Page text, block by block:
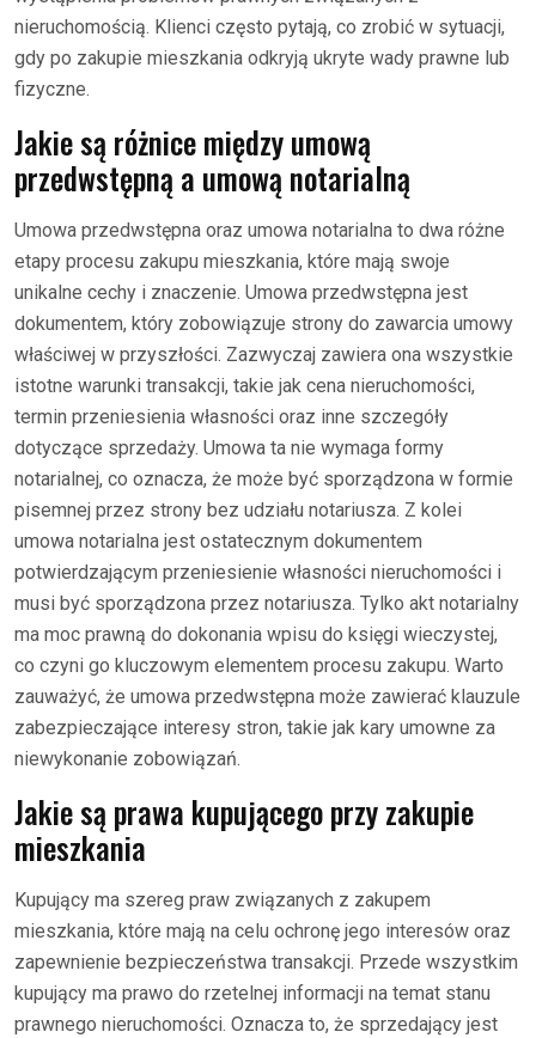
nieruchomością. Klienci często pytają, co zrobić w sytuacji,
gdy po zakupie mieszkania odkryją ukryte wady prawne lub
fizyczne.
Jakie są różnice między umową
przedwstępną a umową notarialną
Umowa przedwstępna oraz umowa notarialna to dwa różne
etapy procesu zakupu mieszkania, które mają swoje
unikalne cechy i znaczenie. Umowa przedwstępna jest
dokumentem, który zobowiązuje strony do zawarcia umowy
właściwej w przyszłości. Zazwyczaj zawiera ona wszystkie
istotne warunki transakcji, takie jak cena nieruchomości,
termin przeniesienia własności oraz inne szczegóły
dotyczące sprzedaży. Umowa ta nie wymaga formy
notarialnej, co oznacza, że może być sporządzona w formie
pisemnej przez strony bez udziału notariusza. Z kolei
umowa notarialna jest ostatecznym dokumentem
potwierdzającym przeniesienie własności nieruchomości i
musi być sporządzona przez notariusza. Tylko akt notarialny
ma moc prawną do dokonania wpisu do księgi wieczystej,
co czyni go kluczowym elementem procesu zakupu. Warto
zauważyć, że umowa przedwstępna może zawierać klauzule
zabezpieczające interesy stron, takie jak kary umowne za
niewykonanie zobowiązań.
Jakie są prawa kupującego przy zakupie
mieszkania
Kupujący ma szereg praw związanych z zakupem
mieszkania, które mają na celu ochronę jego interesów oraz
zapewnienie bezpieczeństwa transakcji. Przede wszystkim
kupujący ma prawo do rzetelnej informacji na temat stanu
prawnego nieruchomości. Oznacza to, że sprzedający jest